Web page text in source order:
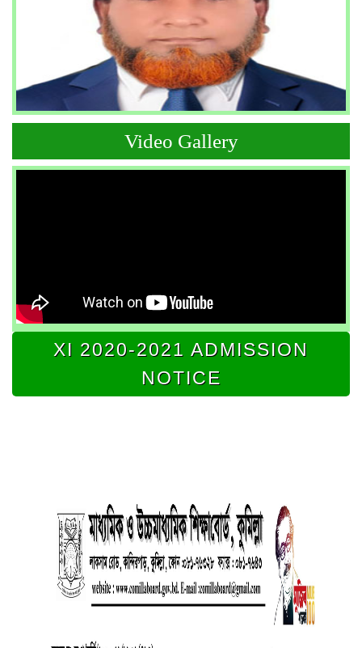
Video Gallery
XI 2020-2021 ADMISSION
NOTICE